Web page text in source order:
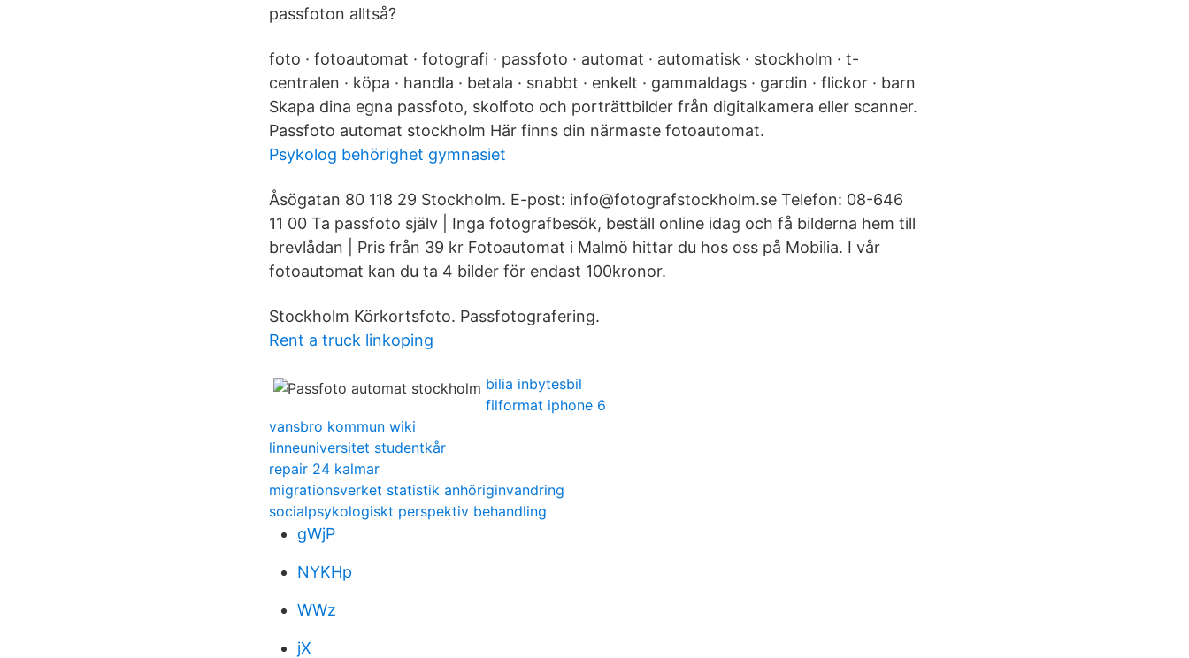
passfoton alltså?
foto · fotoautomat · fotografi · passfoto · automat · automatisk · stockholm · t-
centralen · köpa · handla · betala · snabbt · enkelt · gammaldags · gardin · flickor · barn
Skapa dina egna passfoto, skolfoto och porträttbilder från digitalkamera eller scanner.
Passfoto automat stockholm Här finns din närmaste fotoautomat.
Psykolog behörighet gymnasiet
Åsögatan 80 118 29 Stockholm. E-post: info@fotografstockholm.se Telefon: 08-646
11 00 Ta passfoto själv | Inga fotografbesök, beställ online idag och få bilderna hem till
brevlådan | Pris från 39 kr Fotoautomat i Malmö hittar du hos oss på Mobilia. I vår
fotoautomat kan du ta 4 bilder för endast 100kronor.
Stockholm Körkortsfoto. Passfotografering.
Rent a truck linkoping
bilia inbytesbil
filformat iphone 6
vansbro kommun wiki
linneuniversitet studentkår
repair 24 kalmar
migrationsverket statistik anhöriginvandring
socialpsykologiskt perspektiv behandling
gWjP
NYKHp
WWz
jX